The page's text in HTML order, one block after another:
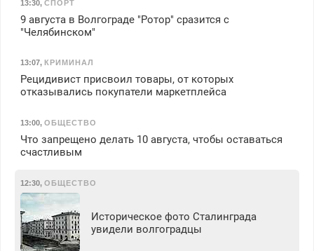
13:30, СПОРТ
9 августа в Волгограде "Ротор" сразится с
"Челябинском"
13:07, КРИМИНАЛ
Рецидивист присвоил товары, от которых
отказывались покупатели маркетплейса
13:00, ОБЩЕСТВО
Что запрещено делать 10 августа, чтобы оставаться
счастливым
12:30, ОБЩЕСТВО
Историческое фото Сталинграда
увидели волгоградцы